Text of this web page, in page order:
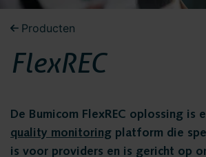
Bumicom
Bumicom
Bumicom certificeringen
Privacy en data security
Vacatures
Recording
Voice logging
Producten
FlexREC
De Bumicom FlexREC oplossing is
quality monitoring platform die
is voor providers en is gericht op